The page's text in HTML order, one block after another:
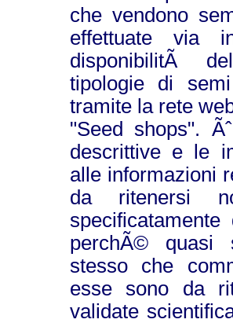
che vendono
effettuate via
disponibilitÃ
tipologie di
tramite la rete
"Seed shops".
descrittive e le
alle informazioni
da ritenersi
perchÃ© quasi
stesso che
esse sono da
validate